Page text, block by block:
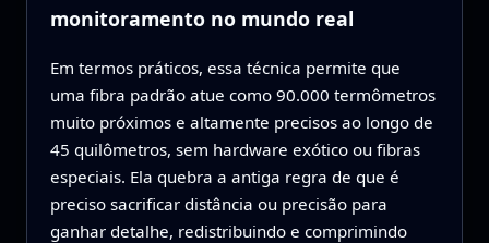
monitoramento no mundo real
Em termos práticos, essa técnica permite que
uma fibra padrão atue como 90.000 termômetros
muito próximos e altamente precisos ao longo de
45 quilômetros, sem hardware exótico ou fibras
especiais. Ela quebra a antiga regra de que é
preciso sacrificar distância ou precisão para
ganhar detalhe, redistribuindo e comprimindo